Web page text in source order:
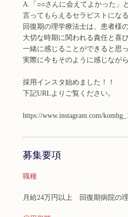
A.「○○さんに会えてよかった」と
言ってもらえるセラピストにな
回復期の理学療法士は、患者様
大切な時期に関われる責任と喜
一緒に感じることができると思
実際に今もそのように感じなが
採用インスタ始めました！！
下記URLよりご覧ください。
https://www.instagram.com/
募集要項
職種
月給24万円以上 回復期病院の理